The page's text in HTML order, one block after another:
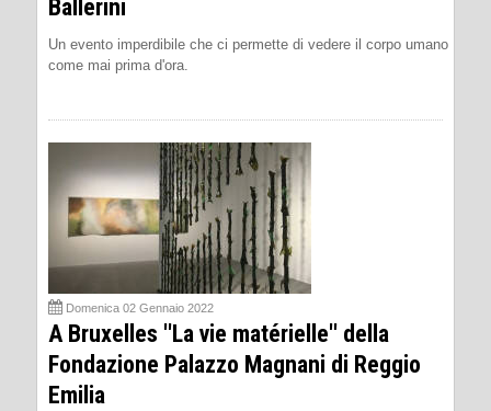
Ballerini
Un evento imperdibile che ci permette di vedere il corpo umano
come mai prima d'ora.
Domenica 02 Gennaio 2022
A Bruxelles ''La vie matérielle'' della
Fondazione Palazzo Magnani di Reggio
Emilia